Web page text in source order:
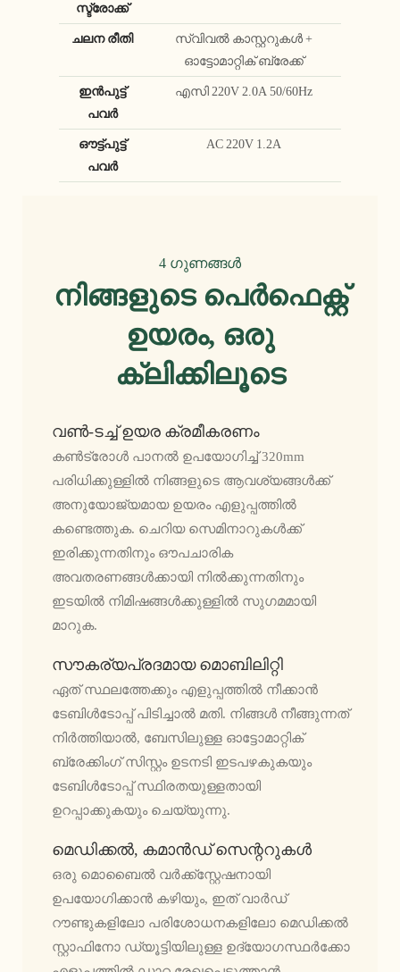
സ്ട്രോക്ക്
ചലന രീതി
സ്വിവൽ കാസ്റ്ററുകൾ +
ഓട്ടോമാറ്റിക് ബ്രേക്ക്
ഇൻപുട്ട്
പവർ
എസി 220V 2.0A 50/60Hz
ഔട്ട്പുട്ട്
പവർ
AC 220V 1.2A
4 ഗുണങ്ങൾ
നിങ്ങളുടെ പെർഫെക്റ്റ്
ഉയരം, ഒരു
ക്ലിക്കിലൂടെ
വൺ-ടച്ച് ഉയര ക്രമീകരണം
കൺട്രോൾ പാനൽ ഉപയോഗിച്ച് 320mm
പരിധിക്കുള്ളിൽ നിങ്ങളുടെ ആവശ്യങ്ങൾക്ക്
അനുയോജ്യമായ ഉയരം എളുപ്പത്തിൽ
കണ്ടെത്തുക. ചെറിയ സെമിനാറുകൾക്ക്
ഇരിക്കുന്നതിനും ഔപചാരിക
അവതരണങ്ങൾക്കായി നിൽക്കുന്നതിനും
ഇടയിൽ നിമിഷങ്ങൾക്കുള്ളിൽ സുഗമമായി
മാറുക.
സൗകര്യപ്രദമായ മൊബിലിറ്റി
ഏത് സ്ഥലത്തേക്കും എളുപ്പത്തിൽ നീക്കാൻ
ടേബിൾടോപ്പ് പിടിച്ചാൽ മതി. നിങ്ങൾ നീങ്ങുന്നത്
നിർത്തിയാൽ, ബേസിലുള്ള ഓട്ടോമാറ്റിക്
ബ്രേക്കിംഗ് സിസ്റ്റം ഉടനടി ഇടപഴകുകയും
ടേബിൾടോപ്പ് സ്ഥിരതയുള്ളതായി
ഉറപ്പാക്കുകയും ചെയ്യുന്നു.
മെഡിക്കൽ, കമാൻഡ് സെന്ററുകൾ
ഒരു മൊബൈൽ വർക്ക്‌സ്റ്റേഷനായി
ഉപയോഗിക്കാൻ കഴിയും, ഇത് വാർഡ്
റൗണ്ടുകളിലോ പരിശോധനകളിലോ മെഡിക്കൽ
സ്റ്റാഫിനോ ഡ്യൂട്ടിയിലുള്ള ഉദ്യോഗസ്ഥർക്കോ